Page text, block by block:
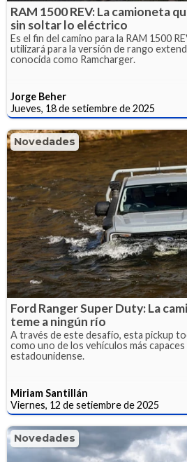
RAM 1500 REV: La camioneta
sin soltar lo eléctrico
Es el fin del camino para la RAM 1500
utilizará para la versión de rango
conocida como Ramcharger.
Jorge Beher
Jueves, 18 de setiembre de 2025
Novedades
Ford Ranger Super Duty: La
teme a ningún río
A través de este desafío, esta pickup
como uno de los vehículos más
estadounidense.
Miriam Santillán
Viernes, 12 de setiembre de 2025
Novedades